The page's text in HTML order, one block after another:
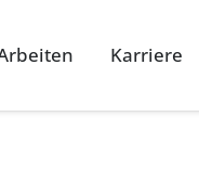
Karriere